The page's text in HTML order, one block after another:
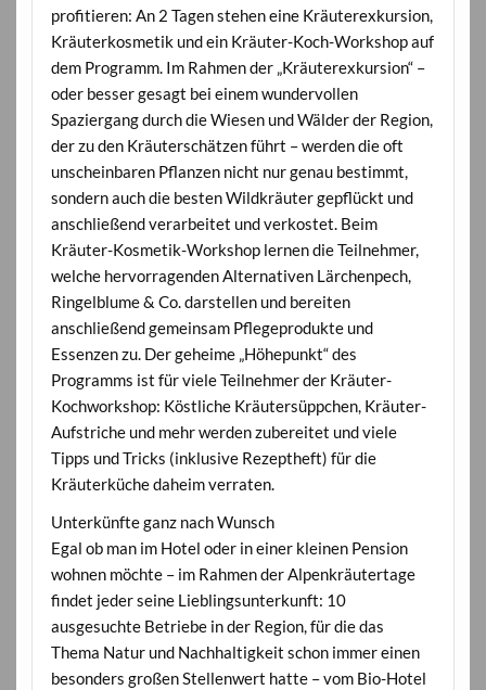
profitieren: An 2 Tagen stehen eine Kräuterexkursion,
Kräuterkosmetik und ein Kräuter-Koch-Workshop auf
dem Programm. Im Rahmen der „Kräuterexkursion“ –
oder besser gesagt bei einem wundervollen
Spaziergang durch die Wiesen und Wälder der Region,
der zu den Kräuterschätzen führt – werden die oft
unscheinbaren Pflanzen nicht nur genau bestimmt,
sondern auch die besten Wildkräuter gepflückt und
anschließend verarbeitet und verkostet. Beim
Kräuter-Kosmetik-Workshop lernen die Teilnehmer,
welche hervorragenden Alternativen Lärchenpech,
Ringelblume & Co. darstellen und bereiten
anschließend gemeinsam Pflegeprodukte und
Essenzen zu. Der geheime „Höhepunkt“ des
Programms ist für viele Teilnehmer der Kräuter-
Kochworkshop: Köstliche Kräutersüppchen, Kräuter-
Aufstriche und mehr werden zubereitet und viele
Tipps und Tricks (inklusive Rezeptheft) für die
Kräuterküche daheim verraten.
Unterkünfte ganz nach Wunsch
Egal ob man im Hotel oder in einer kleinen Pension
wohnen möchte – im Rahmen der Alpenkräutertage
findet jeder seine Lieblingsunterkunft: 10
ausgesuchte Betriebe in der Region, für die das
Thema Natur und Nachhaltigkeit schon immer einen
besonders großen Stellenwert hatte – vom Bio-Hotel